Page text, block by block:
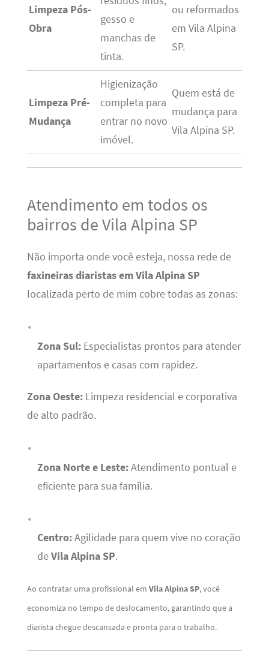
Limpeza Pós-
Obra
gesso e
manchas de
tinta.
ou reformados
em Vila Alpina
SP.
Limpeza Pré-
Mudança
Higienização
completa para
entrar no novo
imóvel.
Quem está de
mudança para
Vila Alpina SP.
Atendimento em todos os
bairros de Vila Alpina SP
Não importa onde você esteja, nossa rede de
faxineiras diaristas em Vila Alpina SP
localizada perto de mim cobre todas as zonas:
Zona Sul:Especialistas prontos para atender
apartamentos e casas com rapidez.
Zona Oeste:Limpeza residencial e corporativa
de alto padrão.
Zona Norte e Leste:Atendimento pontual e
eficiente para sua família.
Centro:Agilidade para quem vive no coração
deVila Alpina SP.
Ao contratar uma profissional em Vila Alpina SP, você
economiza no tempo de deslocamento, garantindo que a
diarista chegue descansada e pronta para o trabalho.